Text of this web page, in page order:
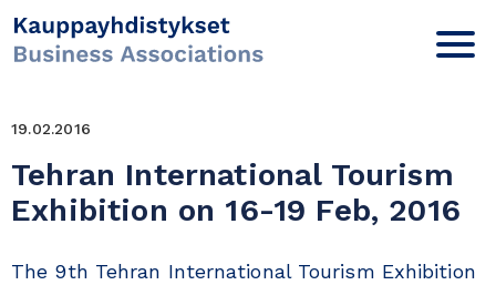
19.02.2016
Tehran International Tourism
Exhibition on 16-19 Feb, 2016
The 9th Tehran International Tourism Exhibition